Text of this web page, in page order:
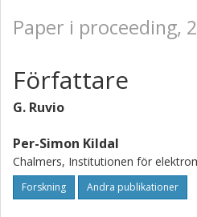
Paper i proceeding,
Författare
G. Ruvio
Per-Simon Kildal
Chalmers, Institutionen för
Forskning Andra publikationer